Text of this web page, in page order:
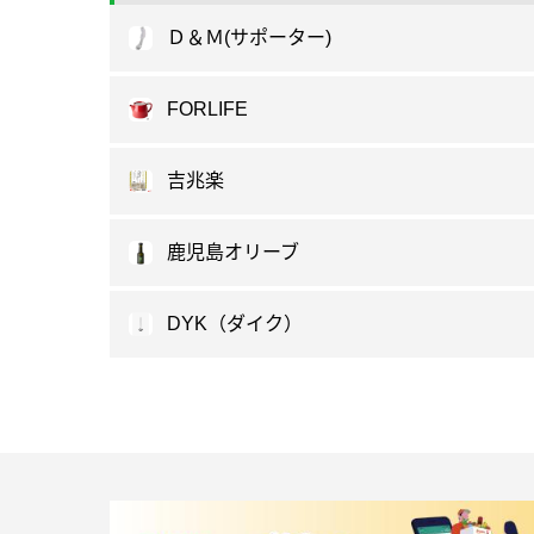
Ｄ＆Ｍ(サポーター)
FORLIFE
吉兆楽
鹿児島オリーブ
DYK（ダイク）